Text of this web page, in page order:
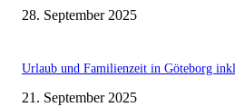
28. September 2025
Urlaub und Familienzeit in Göteborg
21. September 2025